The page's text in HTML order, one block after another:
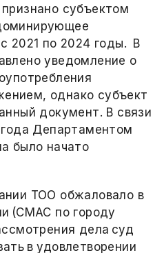
субъектом
2021 по 2024 годы. В
уведомление о
однако субъект
документ. В связи
Департаментом
было начато
ТОО обжаловало в
(СМАС по городу
дела суд
в удовлетворении